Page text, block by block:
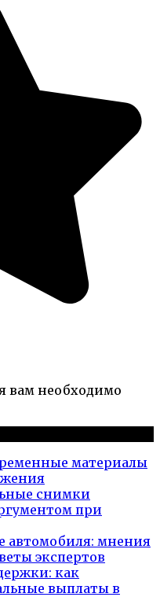
вам необходимо
материалы
снимки
при
автомобиля: мнения
экспертов
как
выплаты в